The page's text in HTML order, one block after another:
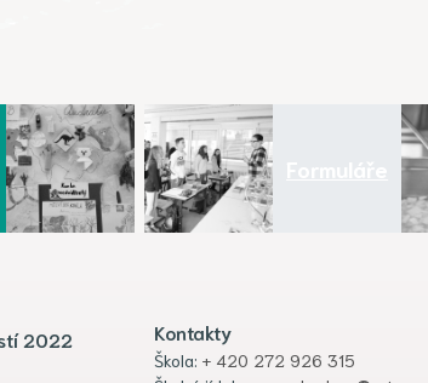
2022 Kontakty
Škola: + 420 272 926 315